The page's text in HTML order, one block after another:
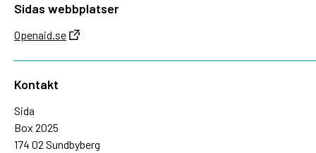
Sidas webbplatser
Openaid.se
Kontakt
Sida
Box 2025
174 02 Sundbyberg